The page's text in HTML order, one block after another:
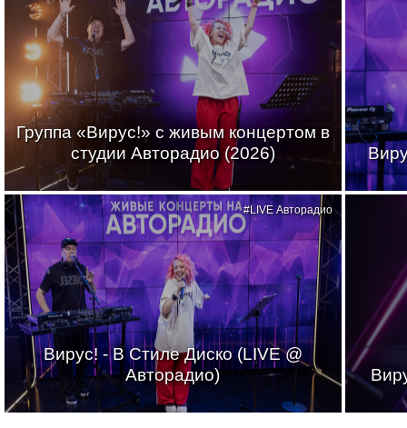
Группа «Вирус!» с живым концертом в
студии Авторадио (2026)
Вирус! - В Стиле Диско (LIVE @
Авторадио)
#LIVE Авторадио